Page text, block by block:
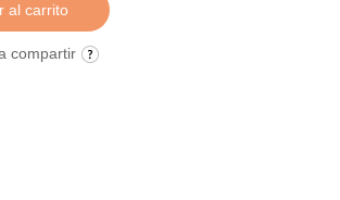
al carrito
compartir